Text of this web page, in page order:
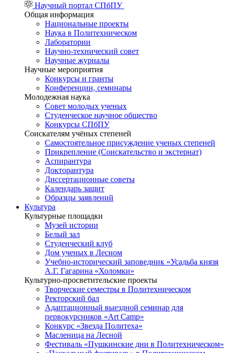
Научный портал СПбПУ
Общая информация
Национальные проекты
Наука в Политехническом
Лаборатории
Научно-технический совет
Научные журналы
Научные мероприятия
Конкурсы и гранты
Конференции, семинары
Молодежная наука
Совет молодых ученых
Студенческое научное общество
Конкурсы СПбПУ
Соискателям учёных степеней
Самостоятельное присуждение ученых степеней
Прикрепление (Соискательство и экстернат)
Аспирантура
Докторантура
Диссертационные советы
Календарь защит
Образцы заявлений
Культура
Культурные площадки
Музей истории
Белый зал
Студенческий клуб
Дом ученых в Лесном
Учебно-исторический заповедник «Усадьба князя
А.Г. Гагарина «Холомки»
Культурно-просветительские проекты
Творческие семестры в Политехническом
Ректорский бал
Адаптационный выездной семинар для
первокурсников «Art Camp»
Конкурс «Звезда Политеха»
Масленица на Лесной
Фестиваль «Пушкинские дни в Политехническом»